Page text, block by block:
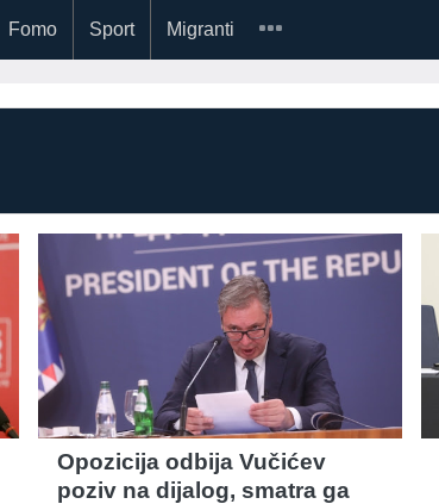
Fomo Sport Migranti
Opozicija odbija Vučićev
poziv na dijalog, smatra ga